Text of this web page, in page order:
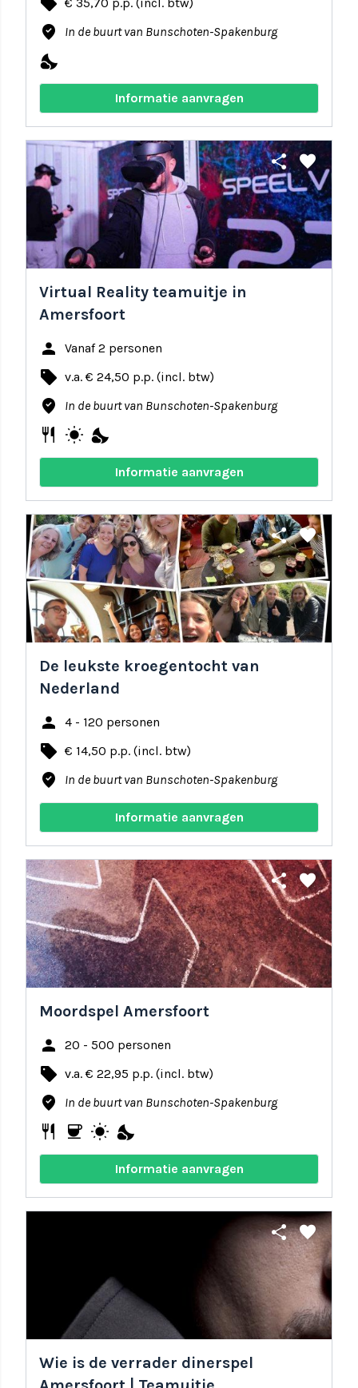
where_to_vote In de buurt van Bunschoten-Spakenburg
nights_stay
Informatie aanvragen
share favorite
Virtual Reality teamuitje in
Amersfoort
person Vanaf 2 personen
local_offer v.a. € 24,50 p.p. (incl. btw)
where_to_vote In de buurt van Bunschoten-Spakenburg
restaurant wb_sunny nights_stay
Informatie aanvragen
share favorite
De leukste kroegentocht van
Nederland
person 4 - 120 personen
local_offer € 14,50 p.p. (incl. btw)
where_to_vote In de buurt van Bunschoten-Spakenburg
Informatie aanvragen
share favorite
Moordspel Amersfoort
person 20 - 500 personen
local_offer v.a. € 22,95 p.p. (incl. btw)
where_to_vote In de buurt van Bunschoten-Spakenburg
restaurant coffee wb_sunny nights_stay
Informatie aanvragen
share favorite
Wie is de verrader dinerspel